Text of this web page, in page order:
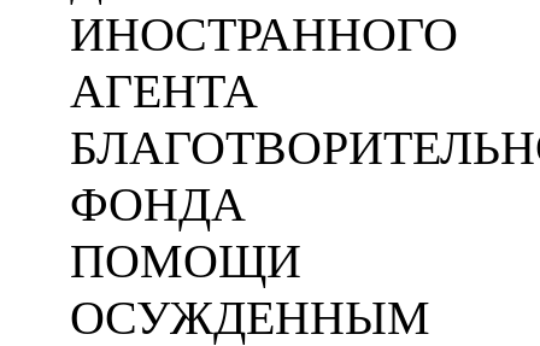
ИНОСТРАННОГО
АГЕНТА
ФОНДА
ПОМОЩИ
ОСУЖДЕННЫМ